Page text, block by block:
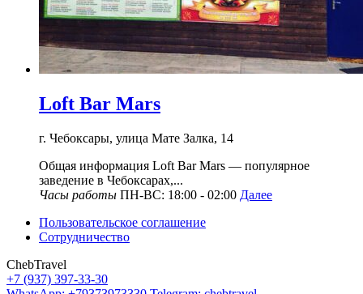
Loft Bar Mars
г. Чебоксары, улица Мате Залка, 14
Общая информация Loft Bar Mars — популярное
заведение в Чебоксарах,...
Часы работы ПН-ВС: 18:00 - 02:00 Далее
Пользовательское соглашение
Сотрудничество
ChebTravel
+7 (937) 397-33-30